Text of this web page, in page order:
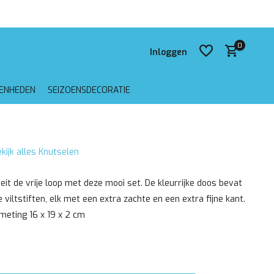
Inloggen
0
SEIZOENSDECORATIE
alles Knutselen
de vrije loop met deze mooi set. De kleurrijke doos bevat
viltstiften, elk met een extra zachte en een extra fijne kant.
16 x 19 x 2 cm